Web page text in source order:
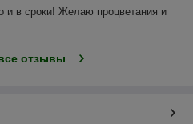
и в сроки! Желаю процветания и
отзывы